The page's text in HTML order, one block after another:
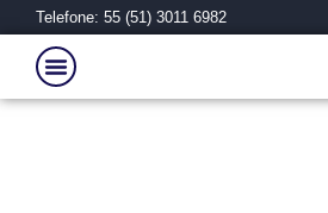
Telefone: 55 (51) 3011 6982